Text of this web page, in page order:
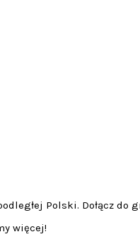
Polski. Dołącz do
więcej!